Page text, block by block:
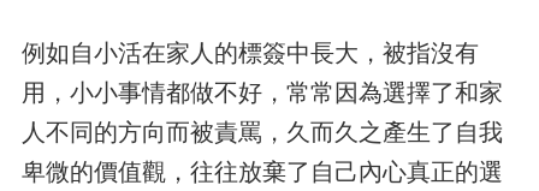
例如自小活在家人的標簽中長大，被指沒有
用，小小事情都做不好，常常因為選擇了和家
人不同的方向而被責罵，久而久之產生了自我
卑微的價值觀，往往放棄了自己內心真正的選